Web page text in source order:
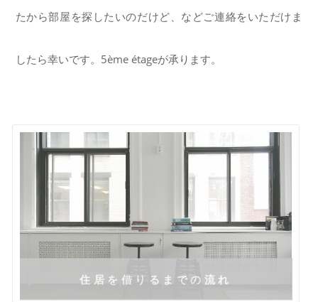
たから部屋を探したいのだけど、などご連絡をいただけま
したら幸いです。5ème étageが承ります。
住居を借りるまでの流れ